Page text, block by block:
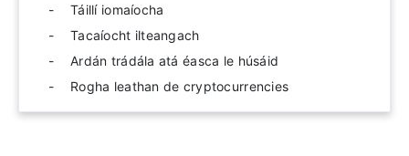
Táillí iomaíocha
Tacaíocht ilteangach
Ardán trádála atá éasca le húsáid
Rogha leathan de cryptocurrencies